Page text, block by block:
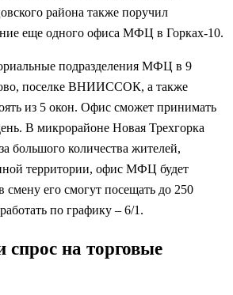
района также поручил
еще одного офиса МФЦ в Горках-10.
подразделения МФЦ в 9
поселке ВНИИССОК, а также
из 5 окон. Офис сможет принимать
В микрорайоне Новая Трехгорка
большого количества жителей,
территории, офис МФЦ будет
смену его смогут посещать до 250
по графику – 6/1.
на торговые